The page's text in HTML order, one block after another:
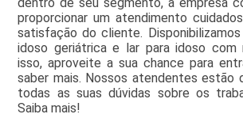
proporcionar um atendimento
satisfação do cliente.
idoso geriátrica e lar para idoso com
isso, aproveite a sua chance para
saber mais. Nossos atendentes estão
todas as suas dúvidas sobre os
Saiba mais!